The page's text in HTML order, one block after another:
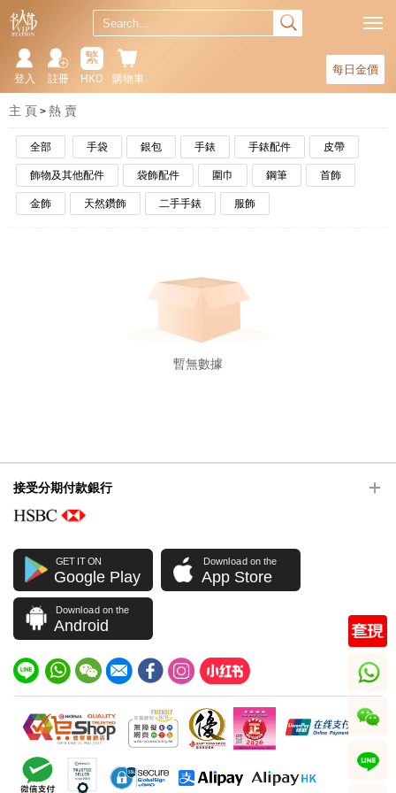
每日金價
購物車
繁
HKD
註冊
登入
主 頁 熱 賣
全部 手袋 銀包 手錶 手錶配件 皮帶
飾物及其他配件 袋飾配件 圍巾 鋼筆 首飾
金飾 天然鑽飾 二手手錶 服飾
暫無數據
接受分期付款銀行
GET IT ON
Google Play
Download on the
App Store
Download on the
Android
whatsapp